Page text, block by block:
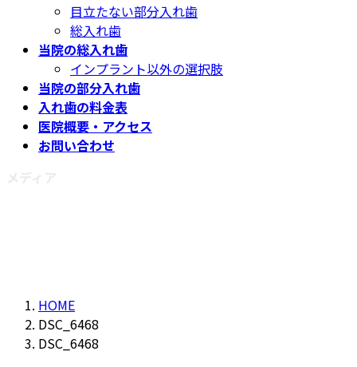
目立たない部分入れ歯
総入れ歯
当院の総入れ歯
インプラント以外の選択肢
当院の部分入れ歯
入れ歯の料金表
医院概要・アクセス
お問い合わせ
HOME
DSC_6468
DSC_6468